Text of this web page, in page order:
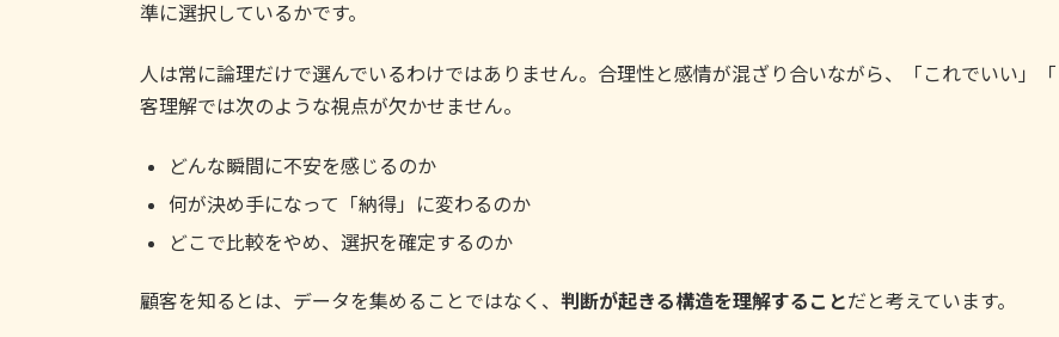
準に選択しているかです。
人は常に論理だけで選んでいるわけではありません。合理性と感情が混ざり合いながら、「これでいい」
客理解では次のような視点が欠かせません。
どんな瞬間に不安を感じるのか
何が決め手になって「納得」に変わるのか
どこで比較をやめ、選択を確定するのか
顧客を知るとは、データを集めることではなく、 判断が起きる構造を理解することだと考えています。